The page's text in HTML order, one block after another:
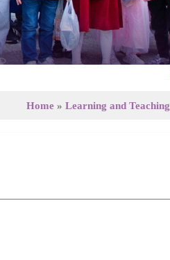
Home» Learning and Teaching